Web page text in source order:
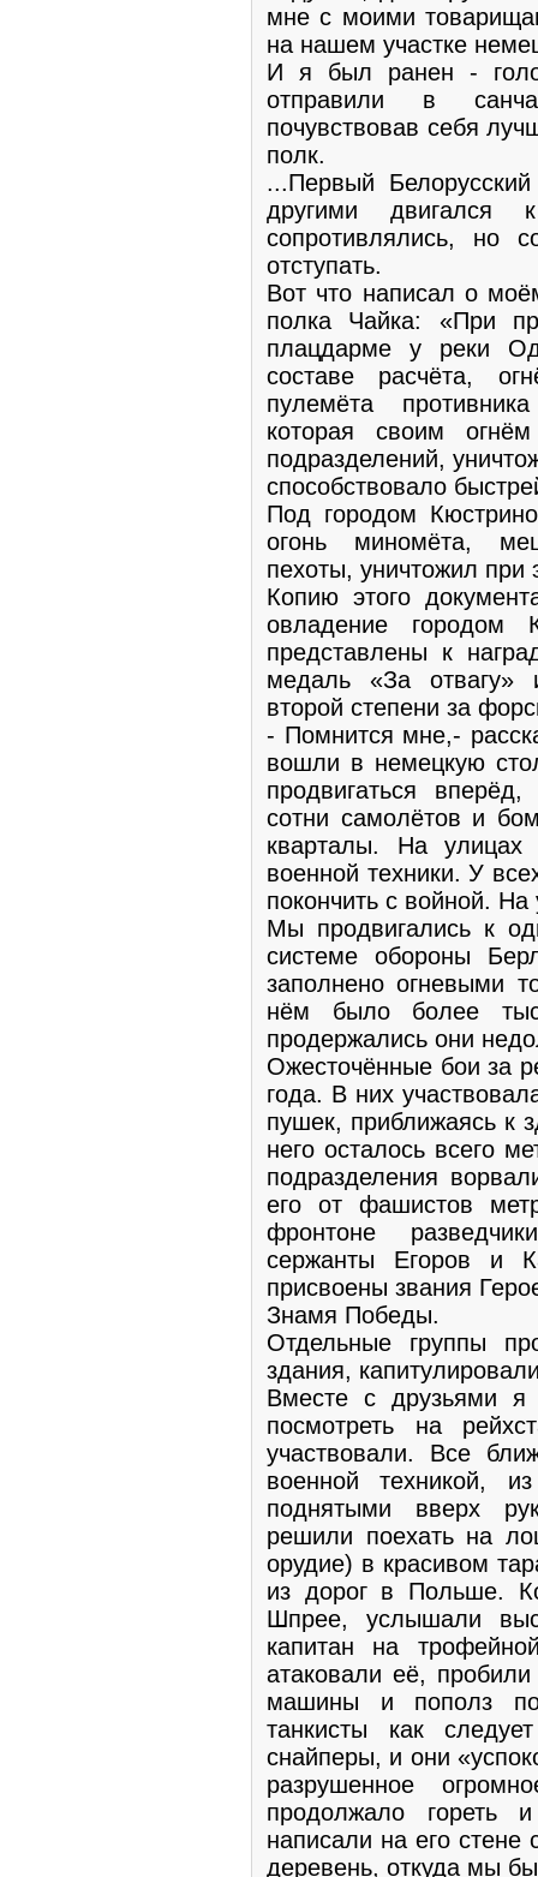
мне с моими
на нашем участке
И я был ранен -
отправили в
почувствовав себя
полк.
...Первый
другими двигался
сопротивлялись, но
отступать.
Вот что написал о
полка Чайка: «При
плацдарме у реки
составе расчёта,
пулемёта
которая своим
подразделений,
способствовало
Под городом
огонь миномёта,
пехоты, уничтожил при
Копию этого
овладение
представлены к
медаль «За отвагу»
второй степени за
- Помнится мне,-
вошли в немецкую
продвигаться
сотни самолётов и
кварталы. На улицах
военной техники. У
покончить с войной.
Мы продвигались к
системе обороны
заполнено огневыми
нём было более
продержались они
Ожесточённые бои за
года. В них
пушек, приближаясь к
него осталось всего
подразделения
его от фашистов
фронтоне
сержанты Егоров и
присвоены звания
Знамя Победы.
Отдельные группы
здания,
Вместе с друзьями я
посмотреть на
участвовали. Все
военной техникой,
поднятыми вверх
решили поехать на
орудие) в красивом
из дорог в Польше.
Шпрее, услышали
капитан на
атаковали её,
машины и пополз
танкисты как
снайперы, и они
разрушенное
продолжало
написали на его стене
деревень, откуда мы